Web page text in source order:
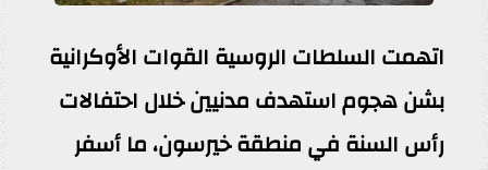
اتهمت السلطات الروسية القوات الأوكرانية
بشن هجوم استهدف مدنيين خلال احتفالات
رأس السنة في منطقة خيرسون، ما أسفر